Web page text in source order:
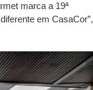
marca a 19ª
em CasaCor”,